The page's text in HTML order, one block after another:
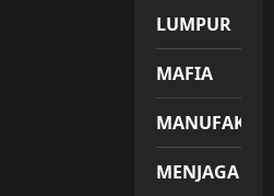
LUMPUR
MAFIA
MENJAGA